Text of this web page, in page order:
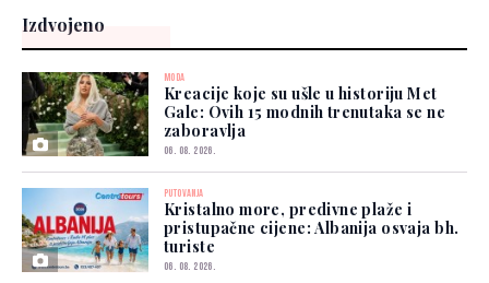
Izdvojeno
MODA
Kreacije koje su ušle u historiju Met
Gale: Ovih 15 modnih trenutaka se ne
zaboravlja
06. 08. 2026.
PUTOVANJA
Kristalno more, predivne plaže i
pristupačne cijene: Albanija osvaja bh.
turiste
06. 08. 2026.